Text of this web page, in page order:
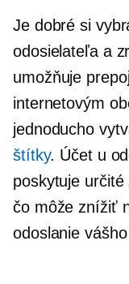
Je dobré si
odosielateľa a
umožňuje
internetovým
jednoducho
štítky. Účet u
poskytuje
čo môže znížiť
odoslanie